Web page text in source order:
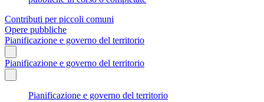
Contributi per piccoli comuni
Opere pubbliche
Pianificazione e governo del territorio
Pianificazione e governo del territorio
Pianificazione e governo del territorio